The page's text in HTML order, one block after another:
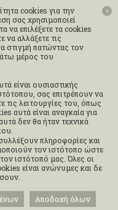
cookies για την
σας χρησιμοποιεί
να επιλέξετε τα cookies
να αλλάξετε τις
στιγμή πατώντας τον
μέρος του
είναι ουσιαστικής
σας επιτρέπουν να
τις λειτουργίες του, όπως
αυτά είναι αναγκαία για
δεν θα ήταν τεχνικά
πληροφορίες και
τον ιστότοπο ώστε
ιστότοπό μας. Όλες οι
είναι ανώνυμες και δε
Αποδοχή όλων
✕